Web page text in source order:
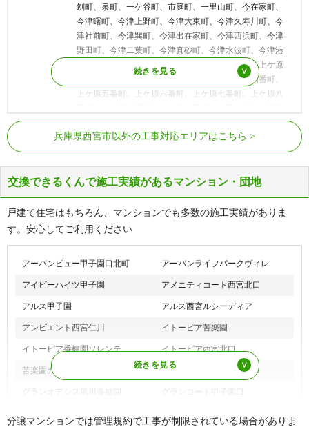
刎町、泉町、一ケ谷町、市庭町、一里山町、今在家町、
今津曙町、今津上野町、今津大東町、今津久寿川町、今
津社前町、今津巽町、今津出在家町、今津西浜町、今津
野田町、今津二葉町、今津真砂町、今津水波町、今津港
町、今津山中町、上ケ原山田町、上ケ原山手町、上ケ原
一番町、上ケ原二番町、上ケ原三番町、上ケ原四番町、
上ケ原五番町、上ケ原六番町、上ケ原七番町、上ケ原八
町、上田西町、江上町、枝川町、老松町、大井手町、大
島町、大谷町、大畑町、大浜町、大森町、大屋町、岡田
山、奥畑、御茶家所町
垣町、上甲子園、上甲東園、神園町、上之町、上葭原
町、瓦林町、神呪町、神原、菊谷町、木津山町、北口
町、北昭和町、北名次町、北山町、北六甲台、清瀬台、
久出ケ谷町、国見台、久保町、熊野町、雲井町、鞍掛
町、苦楽園一番町、苦楽園二番町、苦楽園三番町、苦楽
町、甲子園網引町、甲子園浦風町、甲子園洲鳥町、甲子
園砂田町、甲子園高潮町、甲子園浜田町、甲子園春風
園二番町、甲子園三番町、甲子園四番町、甲子園五番
町、甲子園六番町、甲子園七番町、甲子園八番町、甲子
園九番町、甲子園口、甲子園口北町、甲子園町、甲子園
浜、甲東園、甲風園、郷免町、甲陽園山王町、甲陽園東
山町、甲陽園西山町、甲陽園日之出町、甲陽園本庄町、
山、越水町、小曽根町、寿町、小松東町、小松西町、小
JR東海道本線（JR神戸線） 甲子園口駅、西宮駅、さくら夙川駅
阪急神戸本線 西宮北口駅、夙川駅
阪急今津線
甲東園駅、門戸厄神駅、西宮北口駅、
阪急甲陽線
鳴尾・武庫川女子大前駅、甲子園駅、
久寿川駅、今津駅、西宮駅、香櫨園駅
阪神武庫川線
武庫川駅、東鳴尾駅、洲先駅、武庫川
兵庫県西宮市以外の工事対応エリアはこちら
交換できるくんで施工実績があるマンション・団地
戸建て住宅はもちろん、マンションでも多数の施工実績がありま
す。安心してご利用ください
アーバンビュー甲子園口北町 アーバンライフパークヴィレ
アイビーハイツ甲子園 アメニティコート西宮北口
アルス甲子園 アルス西宮ルシーディア
アンビエント西宮仁川 イトーピア苦楽園
イトーピア香櫨園ソレンテ イトーピア西宮北口
苦楽園ガーデンハウス 苦楽園一番町パークハウス
グランオアシス夙川香櫨園 グランコート甲子園口
分譲マンションでは管理規約で工事が制限されている場合がありま